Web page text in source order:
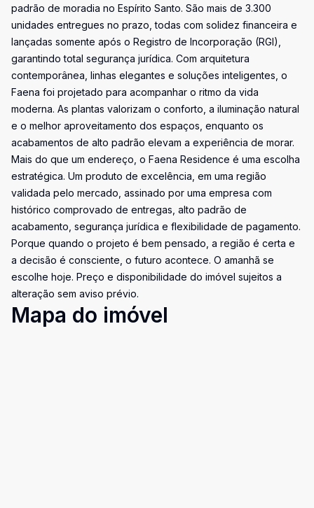
padrão de moradia no Espírito Santo. São mais de 3.300
unidades entregues no prazo, todas com solidez financeira e
lançadas somente após o Registro de Incorporação (RGI),
garantindo total segurança jurídica. Com arquitetura
contemporânea, linhas elegantes e soluções inteligentes, o
Faena foi projetado para acompanhar o ritmo da vida
moderna. As plantas valorizam o conforto, a iluminação natural
e o melhor aproveitamento dos espaços, enquanto os
acabamentos de alto padrão elevam a experiência de morar.
Mais do que um endereço, o Faena Residence é uma escolha
estratégica. Um produto de excelência, em uma região
validada pelo mercado, assinado por uma empresa com
histórico comprovado de entregas, alto padrão de
acabamento, segurança jurídica e flexibilidade de pagamento.
Porque quando o projeto é bem pensado, a região é certa e
a decisão é consciente, o futuro acontece. O amanhã se
escolhe hoje. Preço e disponibilidade do imóvel sujeitos a
alteração sem aviso prévio.
Mapa do imóvel